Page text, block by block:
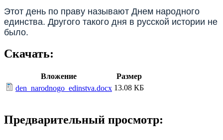
Этот день по праву называют Днем народного
единства. Другого такого дня в русской истории не
было.
Скачать:
Вложение
Размер
den_narodnogo_edinstva.docx 13.08 КБ
Предварительный просмотр: